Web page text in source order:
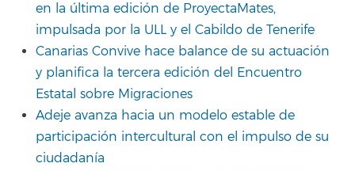
en la última edición de ProyectaMates,
impulsada por la ULL y el Cabildo de Tenerife
Canarias Convive hace balance de su actuación
y planifica la tercera edición del Encuentro
Estatal sobre Migraciones
Adeje avanza hacia un modelo estable de
participación intercultural con el impulso de su
ciudadanía